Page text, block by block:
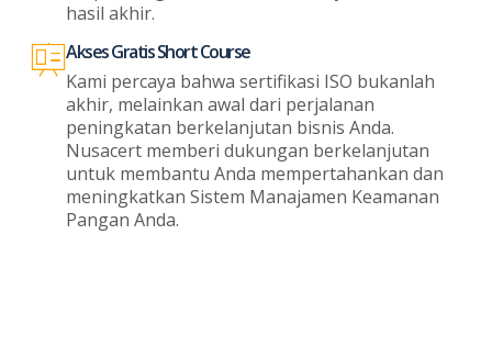
hasil akhir.
Akses Gratis Short Course
Kami percaya bahwa sertifikasi ISO bukanlah
akhir, melainkan awal dari perjalanan
peningkatan berkelanjutan bisnis Anda.
Nusacert memberi dukungan berkelanjutan
untuk membantu Anda mempertahankan dan
meningkatkan Sistem Manajamen Keamanan
Pangan Anda.